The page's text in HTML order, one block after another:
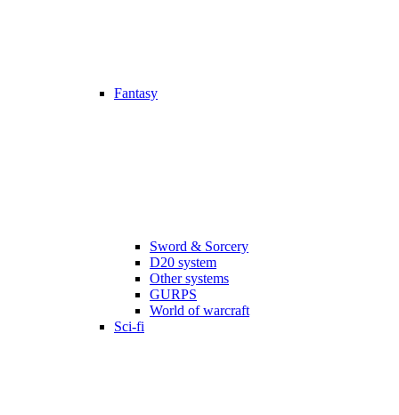
Fantasy
Sword & Sorcery
D20 system
Other systems
GURPS
World of warcraft
Sci-fi